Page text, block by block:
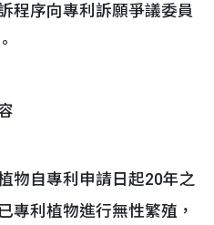
程序向專利訴願爭議委員
自專利申請日起20年之
專利植物進行無性繁殖，